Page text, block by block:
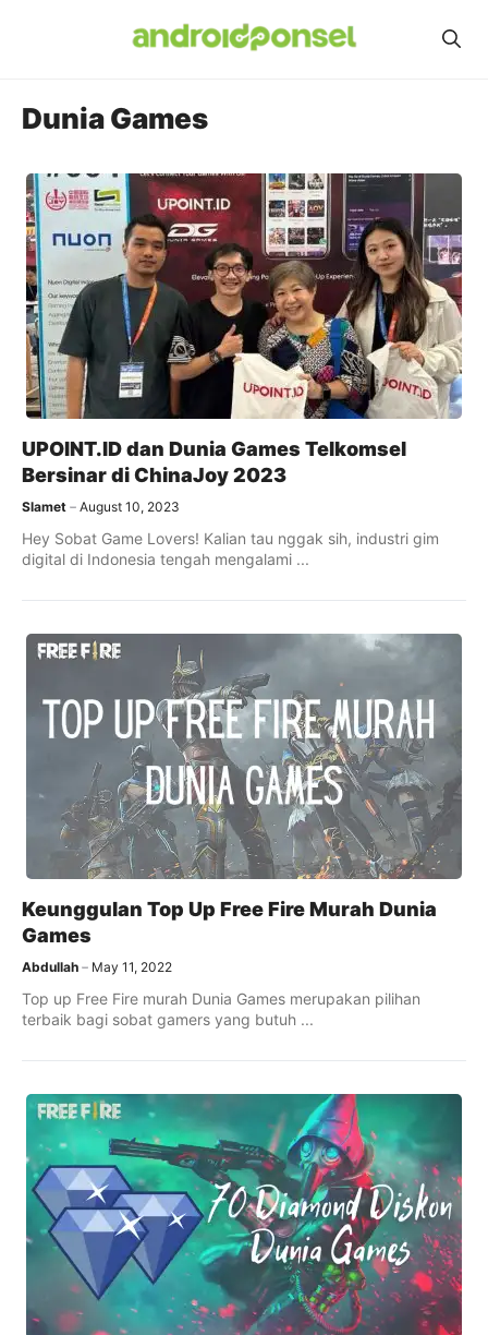
Dunia Games
UPOINT.ID dan Dunia Games Telkomsel
Bersinar di ChinaJoy 2023
Slamet August 10, 2023
Hey Sobat Game Lovers! Kalian tau nggak sih, industri gim
digital di Indonesia tengah mengalami ...
Keunggulan Top Up Free Fire Murah Dunia
Games
Abdullah May 11, 2022
Top up Free Fire murah Dunia Games merupakan pilihan
terbaik bagi sobat gamers yang butuh ...